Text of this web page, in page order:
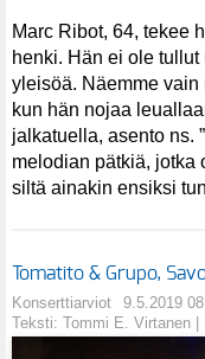
Marc Ribot, 64, tekee
henki. Hän ei ole
yleisöä. Näemme vain
kun hän nojaa
jalkatuella, asento ns.
melodian pätkiä, jotka
siltä ainakin ensiksi
Tomatito & Grupo,
Konserttiarviot
9.5.2019
Teksti: Tommi E. Virtanen